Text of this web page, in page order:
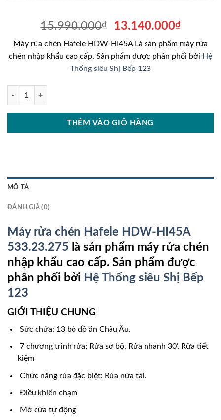
15.990.000₫
Giá
là:
15.990.000₫.
13.140.000₫Giá
tại
là:
Máy rửa chén Hafele HDW-HI45A Là sản phẩm máy rửa
chén nhập khẩu cao cấp. Sản phẩm được phân phối bởi Hệ
Thống siêu Shị Bếp 123
Máy rửa chén Hafele HDW-HI45A số lượng
THÊM VÀO GIỎ HÀNG
MÔ TẢ
ĐÁNH GIÁ (0)
Máy rửa chén Hafele HDW-HI45A
533.23.275 là sản phẩm máy rửa chén
nhập khẩu cao cấp. Sản phẩm được
phân phối bởi Hệ Thống siêu Shị Bếp
123
GIỚI THIỆU CHUNG
Sức chứa: 13 bộ đồ ăn Châu Âu.
7 chương trình rửa; Rửa sơ bộ, Rửa nhanh 30’, Rửa tiết
kiệm
Chức năng rửa đặc biệt: Rửa nửa tải.
Điều khiển chạm
Mở cửa tự động